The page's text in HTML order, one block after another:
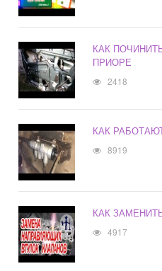
КАК
ПРИОРЕ
2418
КАК
8919
КАК
4917